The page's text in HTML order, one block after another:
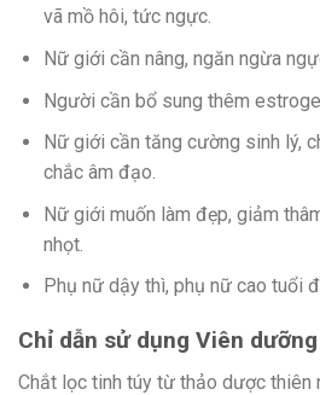
vã mồ hôi, tức ngực.
Nữ giới cần nâng, ngăn ngừa
Người cần bổ sung thêm
Nữ giới cần tăng cường sinh lý,
chắc âm đạo.
Nữ giới muốn làm đẹp, giảm
nhọt.
Phụ nữ dậy thì, phụ nữ cao tuổi
Chỉ dẫn sử dụng Viên
Chắt lọc tinh túy từ thảo dược thiên